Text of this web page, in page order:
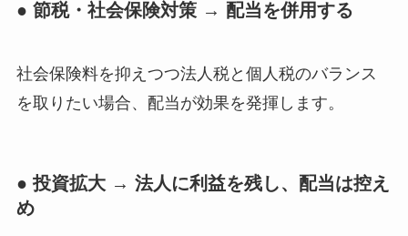
● 節税・社会保険対策 → 配当を併用する
社会保険料を抑えつつ法人税と個人税のバランス
を取りたい場合、配当が効果を発揮します。
● 投資拡大 → 法人に利益を残し、配当は控え
め